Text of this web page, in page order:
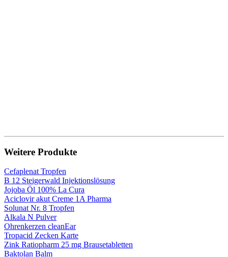
Weitere Produkte
Cefaplenat Tropfen
B 12 Steigerwald Injektionslösung
Jojoba Öl 100% La Cura
Aciclovir akut Creme 1A Pharma
Solunat Nr. 8 Tropfen
Alkala N Pulver
Ohrenkerzen cleanEar
Tropacid Zecken Karte
Zink Ratiopharm 25 mg Brausetabletten
Baktolan Balm